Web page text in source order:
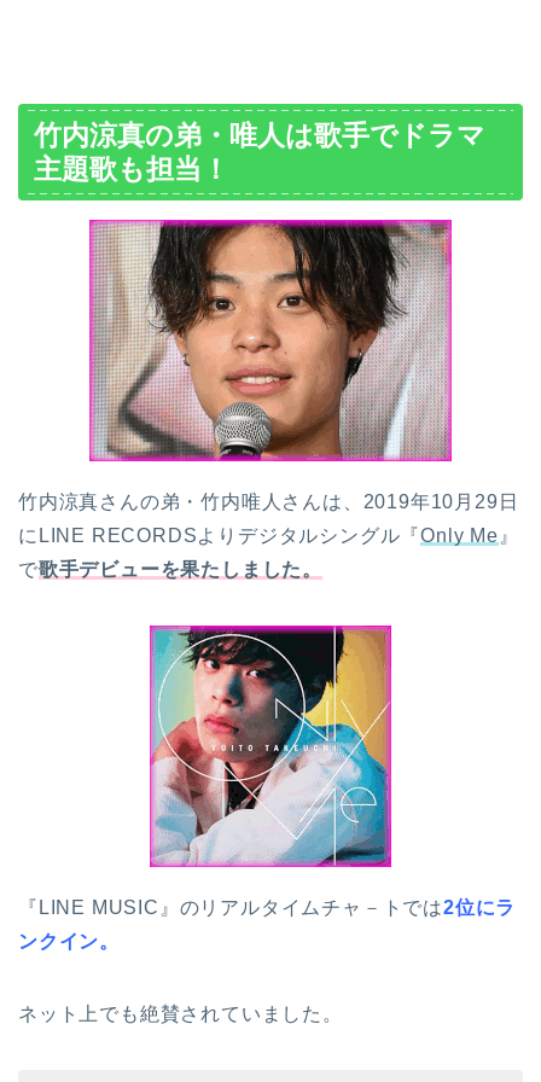
竹内涼真の弟・唯人は歌手でドラマ
主題歌も担当！
竹内涼真さんの弟・竹内唯人さんは、2019年10月29日
にLINE RECORDSよりデジタルシングル『Only Me 』
で歌手デビューを果たしました。
『LINE MUSIC』のリアルタイムチャ－トでは2位にラ
ンクイン。
ネット上でも絶賛されていました。